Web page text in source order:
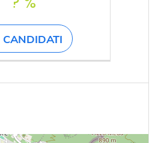
CANDIDATI